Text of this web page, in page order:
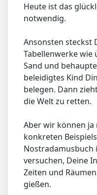
Heute ist das
notwendig.
Ansonsten steckst
Tabellenwerke wie
Sand und
beleidigtes Kind
belegen. Dann
die Welt zu retten.
Aber wir können ja
konkreten
Nostradamusbuch
versuchen, Deine
Zeiten und
gießen.